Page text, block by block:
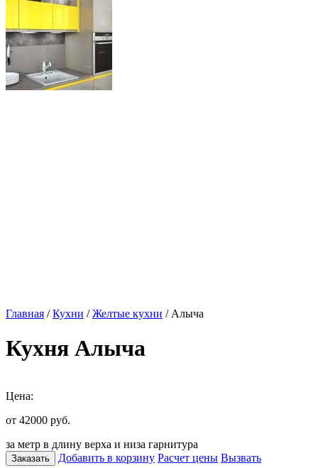
Главная /Кухни /Желтые кухни / Алыча
Кухня Алыча
Цена:
от 42000 руб.
за метр в длину верха и низа гарнитура
Заказать Добавить в корзину Расчет цены Вызвать